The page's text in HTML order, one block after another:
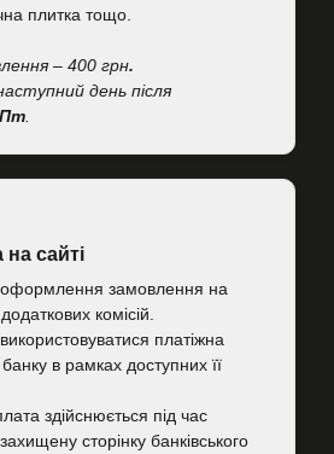
плитка тощо.
– 400 грн.
день після
сайті
замовлення на
комісій.
платіжна
в рамках доступних її
здійснюється під час
сторінку банківського